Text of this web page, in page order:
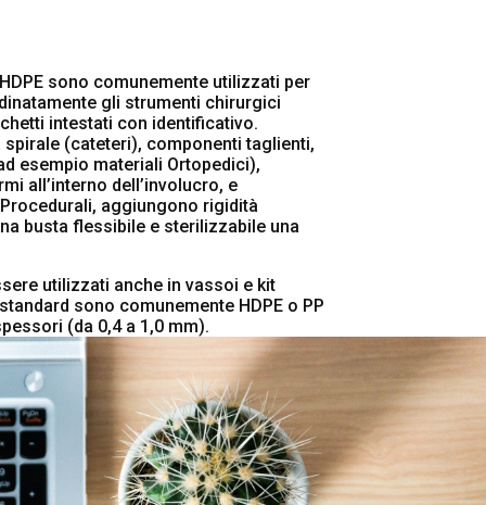
sono comunemente utilizzati per
gli strumenti chirurgici
intestati con identificativo.
(cateteri), componenti taglienti,
esempio materiali Ortopedici),
all’interno dell’involucro, e
aggiungono rigidità
busta flessibile e sterilizzabile una
utilizzati anche in vassoi e kit
sono comunemente HDPE o PP
(da 0,4 a 1,0 mm).